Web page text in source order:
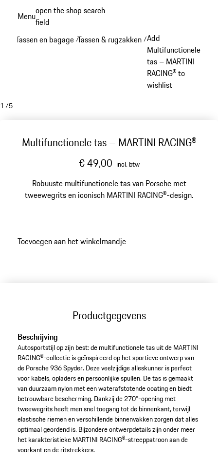
hoofdinhoud
Menuopen the shop search
field
Tassen en bagage /Tassen & rugzakken /Add
Multifunctionele
tas – MARTINI
RACING® to
wishlist
1 /5
Multifunctionele tas – MARTINI RACING®
€ 49,00 incl. btw
Robuuste multifunctionele tas van Porsche met
tweewegrits en iconisch MARTINI RACING®-design.
Toevoegen aan het winkelmandje
Productgegevens
Beschrijving
Autosportstijl op zijn best: de multifunctionele tas uit de MARTINI
RACING®-collectie is geïnspireerd op het sportieve ontwerp van
de Porsche 936 Spyder. Deze veelzijdige alleskunner is perfect
voor kabels, opladers en persoonlijke spullen. De tas is gemaakt
van duurzaam nylon met een waterafstotende coating en biedt
betrouwbare bescherming. Dankzij de 270°-opening met
tweewegrits heeft men snel toegang tot de binnenkant, terwijl
elastische riemen en verschillende binnenvakken zorgen dat alles
optimaal geordend is. Bijzondere ontwerpdetails zijn onder meer
het karakteristieke MARTINI RACING®-streeppatroon aan de
voorkant en de ritstrekkers.